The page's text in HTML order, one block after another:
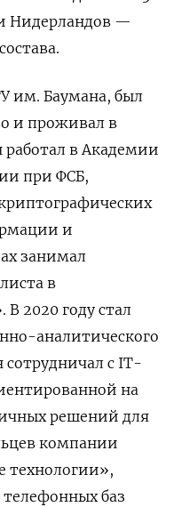
Нидерландов —
им. Баумана, был
и проживал в
работал в Академии
при ФСБ,
и
занимал
в
В 2020 году стал
аналитического
с IT-
на
решений для
компании
технологии»,
телефонных баз